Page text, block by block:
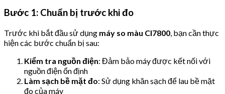
Bước 1: Chuẩn bị trước khi đo
Trước khi bắt đầu sử dụng máy so màu CI7800 , bạn cần thực
hiện các bước chuẩn bị sau:
Kiểm tra nguồn điện: Đảm bảo máy được kết nối với
nguồn điện ổn định
Làm sạch bề mặt đo: Sử dụng khăn sạch để lau bề mặt
đo của máy